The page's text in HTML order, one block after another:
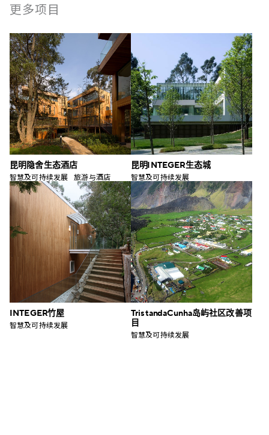
更多项目
昆明隐舍生态酒店
智慧及可持续发展 旅游与酒店
昆明 INTEGER 生态城
智慧及可持续发展
INTEGER 竹屋
智慧及可持续发展
Tristan da Cunha 岛屿社区改善项
目
智慧及可持续发展